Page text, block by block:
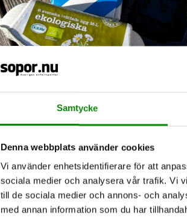
Samtycke
Denna webbplats använder cookies
Vi använder enhetsidentifierare för att
sociala medier och analysera vår trafik. Vi
till de sociala medier och annons- och
med annan information som du har
och det är dags att böja
sånt som antagligen
Förpackningar av olika slag